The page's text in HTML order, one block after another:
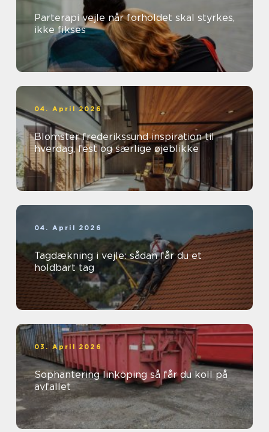
Parterapi vejle når forholdet skal styrkes,
ikke fikses
04. April 2026
Blomster frederikssund inspiration til
hverdag, fest og særlige øjeblikke
04. April 2026
Tagdækning i vejle: sådan får du et
holdbart tag
03. April 2026
Sophantering linköping så får du koll på
avfallet